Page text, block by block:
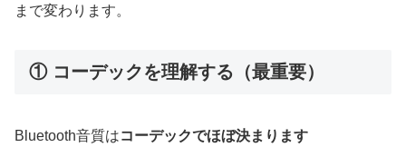
まで変わります。
① コーデックを理解する（最重要）
Bluetooth音質はコーデックでほぼ決まります